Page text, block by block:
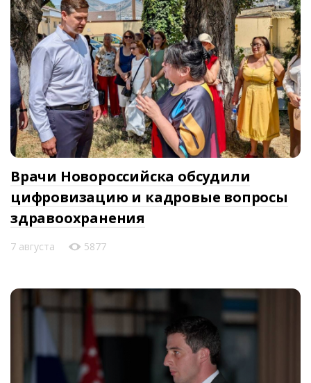
Врачи Новороссийска обсудили
цифровизацию и кадровые вопросы
здравоохранения
7 августа 5877